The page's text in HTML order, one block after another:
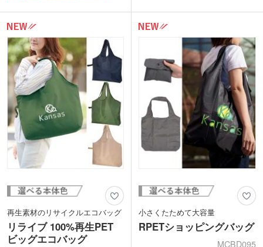
てお使いいただけます。コンパクトに折
りたためるゴムバンド付きで、いつもの
バッグに常備しておけます。
バッグ表面には1色、またはフルカラー
印刷が可能。1色印刷でロゴを入れた
り、フルカラー印刷でキャラクターイラ
ストを印刷できます。
本体またはミニバッグに1色印刷が可能
です。ブランドロゴを入れるだけでオリ
再生素材のリサイクルエコバッグ
リライブ 100%再生PET
ビッグエコバッグ
小さくたためて大容量
RPETショッピングバッグ
MCBD095